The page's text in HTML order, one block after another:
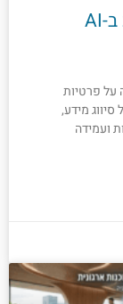
פרק 2: פרטיות ואבטחת מידע ב-AI
פרטיות
מידע,
ועמידה